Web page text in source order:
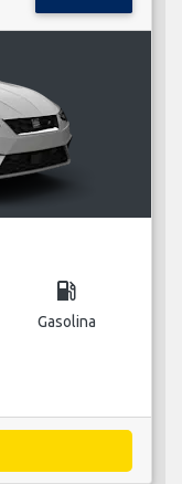
local_gas_station
Gasolina